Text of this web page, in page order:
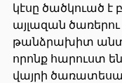
կէսը ծածկուած է
այլազան ծառերու
թանձրախիտ
որոնք հարուստ
վայրի